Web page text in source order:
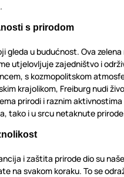
s prirodom
gleda u budućnost. Ova
utjelovljuje zajedništvo i
s kozmopolitskom
krajolikom, Freiburg nudi
prirodi i raznim aktivnostima
tako i u srcu netaknute
i zaštita prirode dio su
na svakom koraku. To se